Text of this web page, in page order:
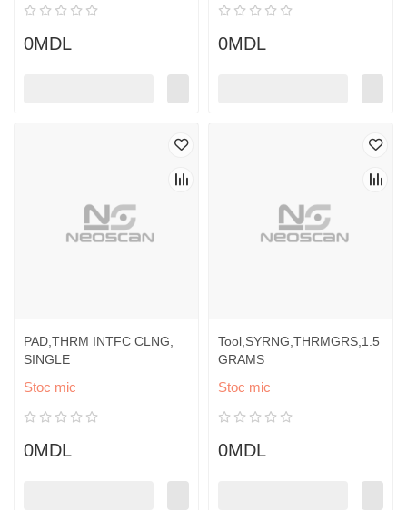
0MDL 0MDL
PAD,THRM INTFC CLNG,
SINGLE
Stoc mic
0MDL
Tool,SYRNG,THRMGRS,1.5
GRAMS
Stoc mic
0MDL